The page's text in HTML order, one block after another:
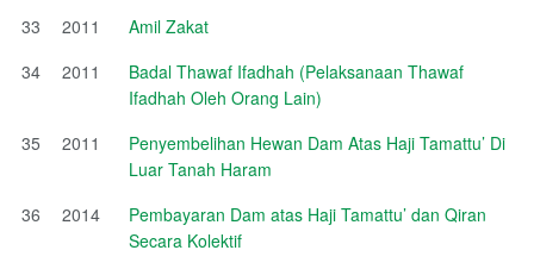
33 2011
Amil Zakat
34
2011
Badal Thawaf Ifadhah (Pelaksanaan Thawaf
Ifadhah Oleh Orang Lain)
35
2011
Penyembelihan Hewan Dam Atas Haji Tamattu’ Di
Luar Tanah Haram
36
2014
Pembayaran Dam atas Haji Tamattu’ dan Qiran
Secara Kolektif